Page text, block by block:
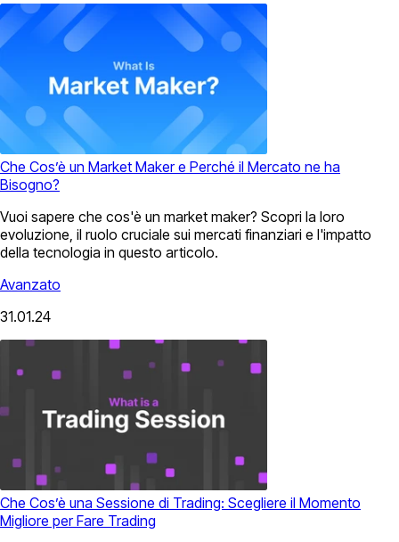
Che Cos’è un Market Maker e Perché il Mercato ne ha
Bisogno?
Vuoi sapere che cos'è un market maker? Scopri la loro
evoluzione, il ruolo cruciale sui mercati finanziari e l'impatto
della tecnologia in questo articolo.
Avanzato
31.01.24
Che Cos’è una Sessione di Trading: Scegliere il Momento
Migliore per Fare Trading